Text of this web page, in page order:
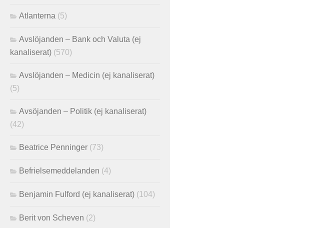
Atlanterna (5)
Avslöjanden – Bank och Valuta (ej
kanaliserat) (570)
Avslöjanden – Medicin (ej kanaliserat)
(5)
Avsöjanden – Politik (ej kanaliserat)
(42)
Beatrice Penninger (73)
Befrielsemeddelanden (4)
Benjamin Fulford (ej kanaliserat) (104)
Berit von Scheven (2)